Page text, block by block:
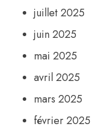
juillet 2025
juin 2025
mai 2025
avril 2025
mars 2025
février 2025